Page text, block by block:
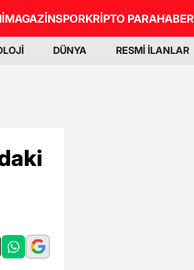
MAGAZİNSPORKRİPTO PARAHABER
DÜNYA RESMİ İLANLAR